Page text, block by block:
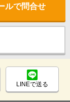
ルで問合せ
LINEで送る